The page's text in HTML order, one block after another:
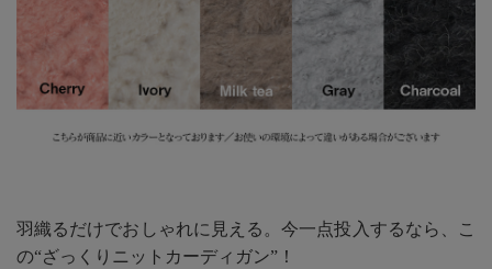
羽織るだけでおしゃれに見える。今一点投入するなら、こ
の“ざっくりニットカーディガン”！